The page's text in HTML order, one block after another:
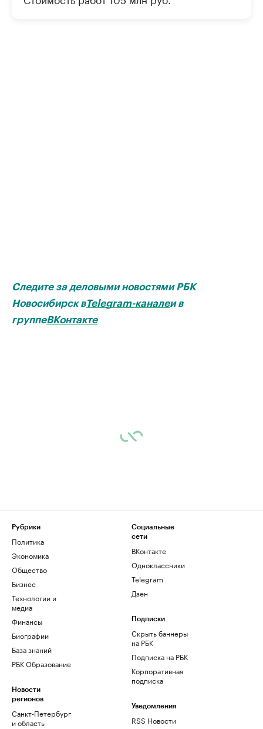
Следите за деловыми новостями РБК
Новосибирск вTelegram-каналеи в
группеВКонтакте
Рубрики
Политика
Экономика
Общество
Бизнес
Технологии и
медиа
Финансы
Биографии
База знаний
РБК Образование
Новости
регионов
Санкт-Петербург
и область
Социальные
сети
ВКонтакте
Одноклассники
Telegram
Дзен
Подписки
Скрыть баннеры
на РБК
Подписка на РБК
Корпоративная
подписка
Уведомления
RSS Новости